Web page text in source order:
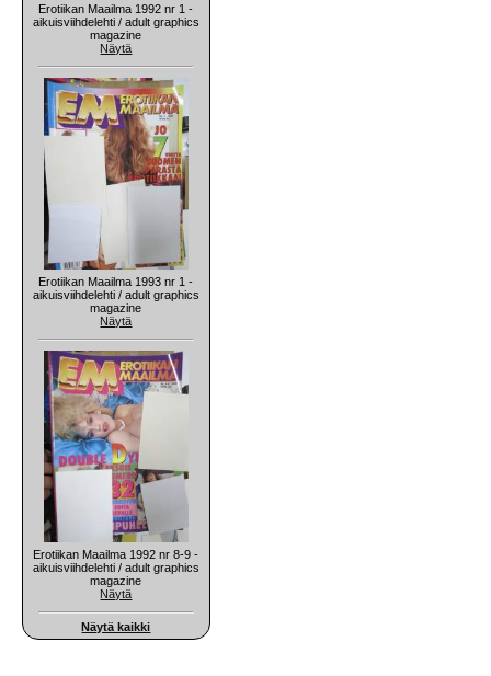
Erotiikan Maailma 1992 nr 1 -
aikuisviihdelehti / adult graphics
magazine
Näytä
Erotiikan Maailma 1993 nr 1 -
aikuisviihdelehti / adult graphics
magazine
Näytä
Erotiikan Maailma 1992 nr 8-9 -
aikuisviihdelehti / adult graphics
magazine
Näytä
Näytä kaikki